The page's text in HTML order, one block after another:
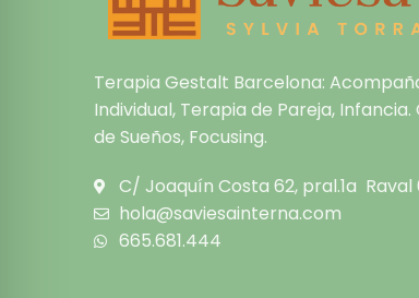
Terapia Gestalt Barcelona:
Individual, Terapia de Pareja,
de Sueños, Focusing.
C/ Joaquín Costa 62, pral.1a Raval
hola@saviesainterna.com
665.681.444